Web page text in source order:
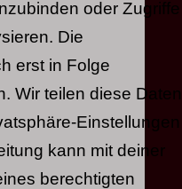
oder Zugriffe
Die
erst in Folge
Wir teilen diese Daten
Einstellungen
kann mit deiner
berechtigten